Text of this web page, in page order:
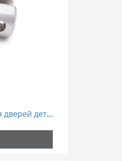
MIM Инъекция запирания дверей детали спекание порошка